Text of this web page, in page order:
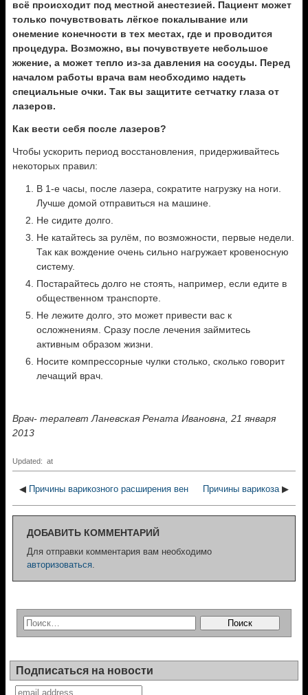
всё происходит под местной анестезией. Пациент может
только почувствовать лёгкое покалывание или
онемение конечности в тех местах, где и проводится
процедура. Возможно, вы почувствуете небольшое
жжение, а может тепло из-за давления на сосуды. Перед
началом работы врача вам необходимо надеть
специальные очки. Так вы защитите сетчатку глаза от
лазеров.
Как вести себя после лазеров?
Чтобы ускорить период восстановления, придерживайтесь
некоторых правил:
В 1-е часы, после лазера, сократите нагрузку на ноги.
Лучше домой отправиться на машине.
Не сидите долго.
Не катайтесь за рулём, по возможности, первые недели.
Так как вождение очень сильно нагружает кровеносную
систему.
Постарайтесь долго не стоять, например, если едите в
общественном транспорте.
Не лежите долго, это может привести вас к
осложнениям. Сразу после лечения займитесь
активным образом жизни.
Носите компрессорные чулки столько, сколько говорит
лечащий врач.
Врач- терапевт Ланевская Рената Ивановна, 21 января
2013
Updated: at
◀ Причины варикозного расширения вен Причины варикоза▶
ДОБАВИТЬ КОММЕНТАРИЙ
Для отправки комментария вам необходимо
авторизоваться.
Подписаться на новости